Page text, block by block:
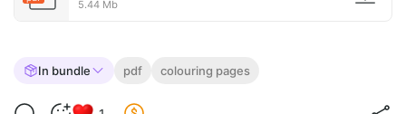
5.44 Mb
In bundle pdf colouring pages